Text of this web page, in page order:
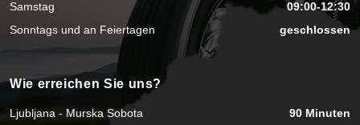
Samstag
09:00-12:30
Sonntags und an Feiertagen
geschlossen
Wie erreichen Sie uns?
Ljubljana - Murska Sobota
90 Minuten